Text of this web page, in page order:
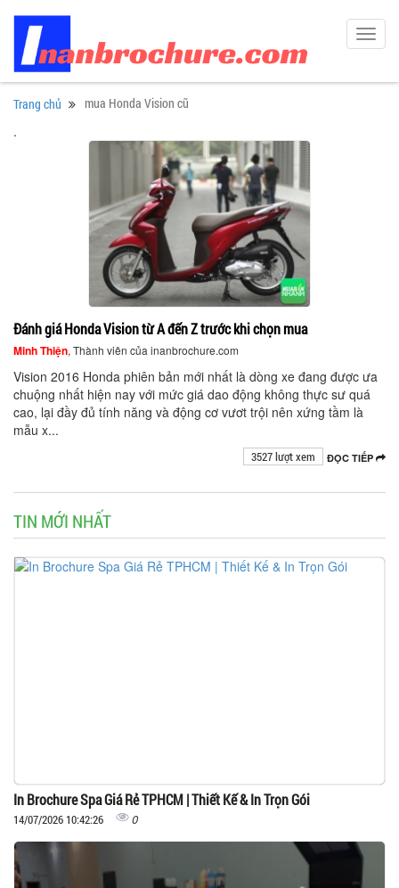
Trang chủ mua Honda Vision cũ
.
Đánh giá Honda Vision từ A đến Z trước khi chọn mua
Minh Thiện, Thành viên của inanbrochure.com
Vision 2016 Honda phiên bản mới nhất là dòng xe đang được ưa
chuộng nhất hiện nay với mức giá dao động không thực sư quá
cao, lại đầy đủ tính năng và động cơ vươt trội nên xứng tầm là
mẫu x...
ĐỌC TIẾP
3527 lượt xem
TIN MỚI NHẤT
In Brochure Spa Giá Rẻ TPHCM | Thiết Kế & In Trọn Gói
14/07/2026 10:42:26 0